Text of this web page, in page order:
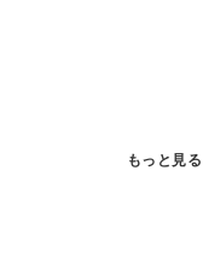
もっと見る